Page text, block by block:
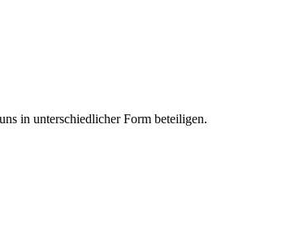
in unterschiedlicher Form beteiligen.